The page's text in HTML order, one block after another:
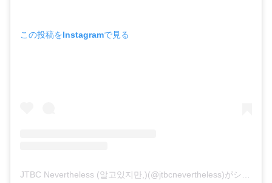
この投稿をInstagramで見る